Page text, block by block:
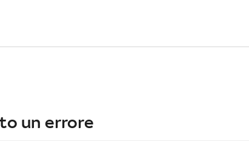
un errore